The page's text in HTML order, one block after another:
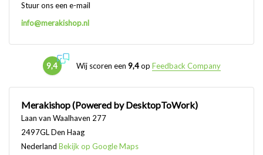
Stuur ons een e-mail
info@merakishop.nl
9,4 Wij scoren een 9,4op Feedback Company
Merakishop (Powered by DesktopToWork)
Laan van Waalhaven 277
2497GL Den Haag
Nederland Bekijk op Google Maps